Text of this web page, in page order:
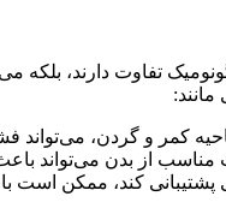
تفاوت دارند،
کمر و گردن، می‌تواند
از بدن می‌تواند
پشتیبانی کند، ممکن